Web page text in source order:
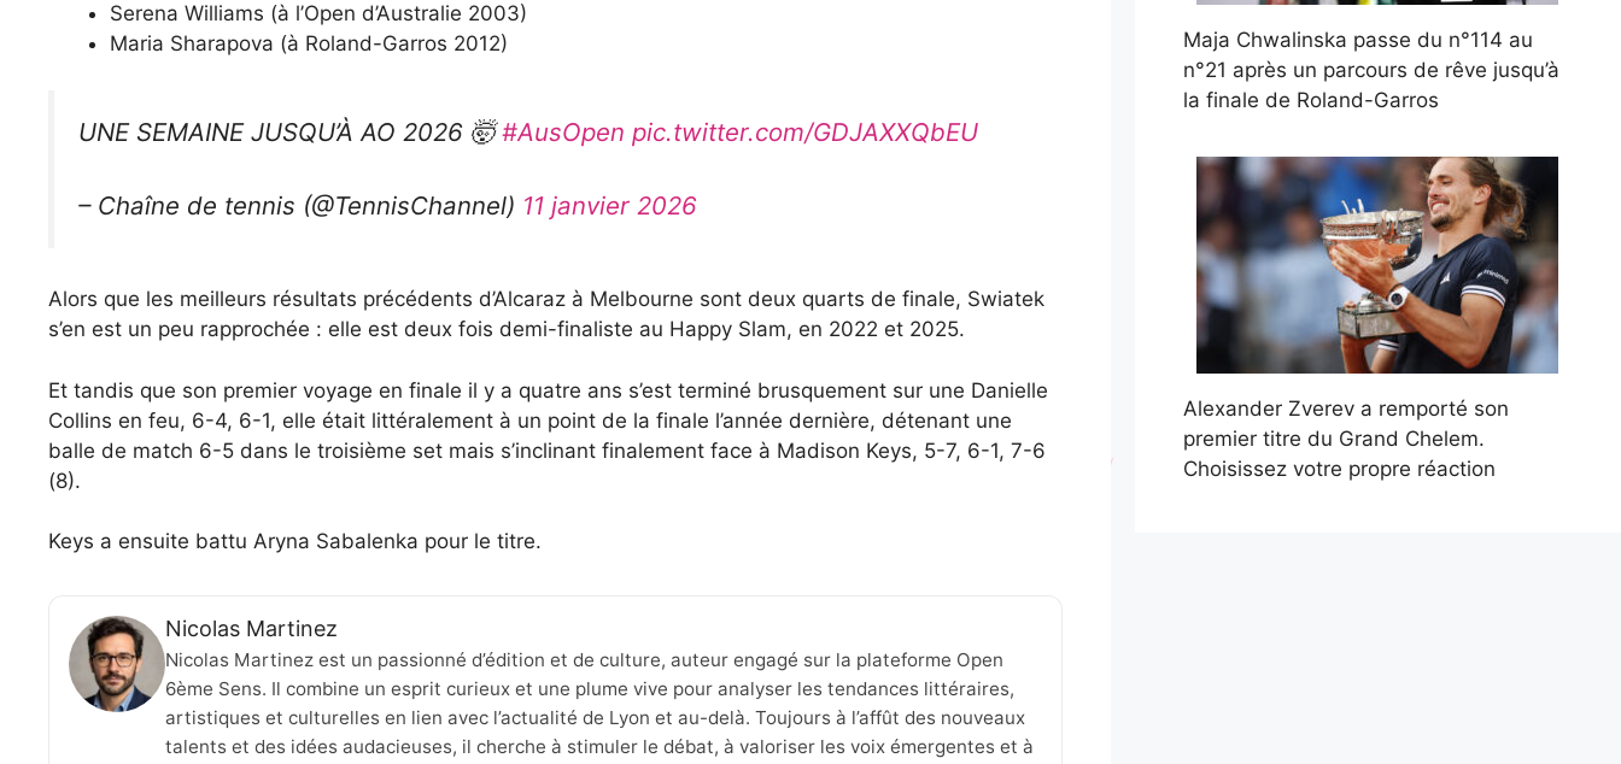
Serena Williams (à l’Open d’Australie 2003)
Maria Sharapova (à Roland-Garros 2012)
UNE SEMAINE JUSQU’À AO 2026 🤯#AusOpen pic.twitter.com/GDJAXXQbEU
– Chaîne de tennis (@TennisChannel) 11 janvier 2026
Alors que les meilleurs résultats précédents d’Alcaraz à Melbourne sont deux quarts de finale, Swiatek
s’en est un peu rapprochée : elle est deux fois demi-finaliste au Happy Slam, en 2022 et 2025.
Et tandis que son premier voyage en finale il y a quatre ans s’est terminé brusquement sur une Danielle
Collins en feu, 6-4, 6-1, elle était littéralement à un point de la finale l’année dernière, détenant une
balle de match 6-5 dans le troisième set mais s’inclinant finalement face à Madison Keys, 5-7, 6-1, 7-6
(8).
Keys a ensuite battu Aryna Sabalenka pour le titre.
Nicolas Martinez
Nicolas Martinez est un passionné d’édition et de culture, auteur engagé sur la plateforme Open
6ème Sens. Il combine un esprit curieux et une plume vive pour analyser les tendances littéraires,
artistiques et culturelles en lien avec l’actualité de Lyon et au-delà. Toujours à l’affût des nouveaux
talents et des idées audacieuses, il cherche à stimuler le débat, à valoriser les voix émergentes et à
Maja Chwalinska passe du n°114 au
n°21 après un parcours de rêve jusqu’à
la finale de Roland-Garros
Alexander Zverev a remporté son
premier titre du Grand Chelem.
Choisissez votre propre réaction